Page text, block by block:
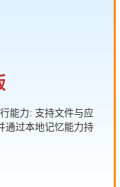
能力: 支持文件与应
通过本地记忆能力持